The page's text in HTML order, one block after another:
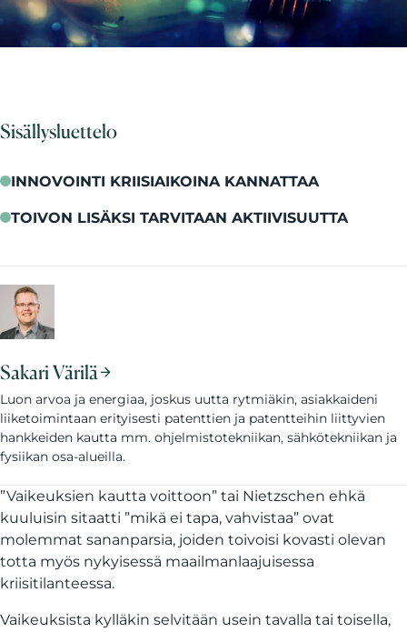
Sisällysluettelo
INNOVOINTI KRIISIAIKOINA KANNATTAA
TOIVON LISÄKSI TARVITAAN AKTIIVISUUTTA
Sakari Värilä
Luon arvoa ja energiaa, joskus uutta rytmiäkin, asiakkaideni
liiketoimintaan erityisesti patenttien ja patentteihin liittyvien
hankkeiden kautta mm. ohjelmistotekniikan, sähkötekniikan ja
fysiikan osa-alueilla.
”Vaikeuksien kautta voittoon” tai Nietzschen ehkä
kuuluisin sitaatti ”mikä ei tapa, vahvistaa” ovat
molemmat sananparsia, joiden toivoisi kovasti olevan
totta myös nykyisessä maailmanlaajuisessa
kriisitilanteessa.
Vaikeuksista kylläkin selvitään usein tavalla tai toisella,